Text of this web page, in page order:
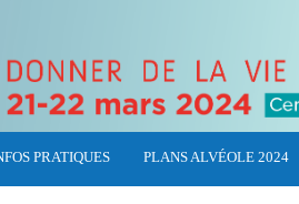
PRATIQUES PLANS ALVÉOLE 2024